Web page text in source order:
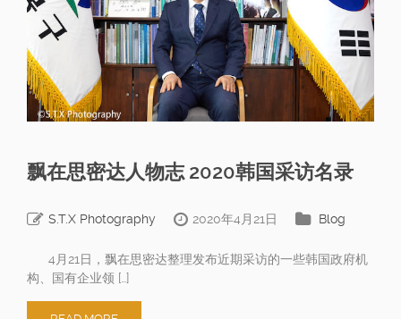
飘在思密达人物志 2020韩国采访名录
S.T.X Photography 2020年4月21日 Blog
4月21日，飘在思密达整理发布近期采访的一些韩国政府机
构、国有企业领 […]